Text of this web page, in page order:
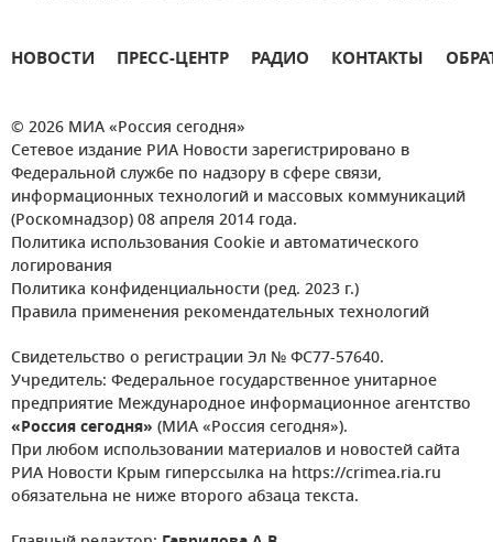
НОВОСТИ ПРЕСС-ЦЕНТР РАДИО КОНТАКТЫ
© 2026 МИА «Россия сегодня»
Сетевое издание РИА Новости зарегистрировано в
Федеральной службе по надзору в сфере связи,
информационных технологий и массовых коммуникаций
(Роскомнадзор) 08 апреля 2014 года.
Политика использования Cookie и автоматического
логирования
Политика конфиденциальности (ред. 2023 г.)
Правила применения рекомендательных технологий
Свидетельство о регистрации Эл № ФС77-57640.
Учредитель: Федеральное государственное унитарное
предприятие Международное информационное агентство
«Россия сегодня» (МИА «Россия сегодня»).
При любом использовании материалов и новостей сайта
РИА Новости Крым гиперссылка на https://crimea.ria.ru
обязательна не ниже второго абзаца текста.